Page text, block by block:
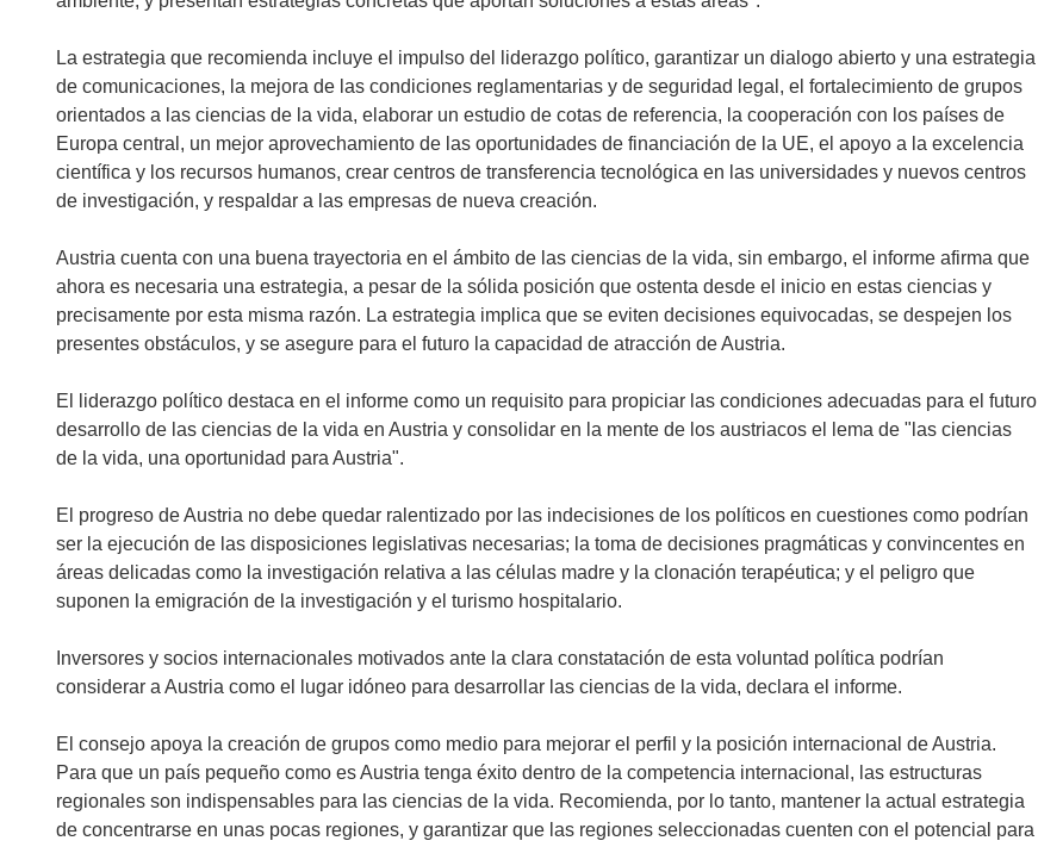
La estrategia que recomienda incluye el impulso del liderazgo político, garantizar un dialogo abierto y una estrategia
de comunicaciones, la mejora de las condiciones reglamentarias y de seguridad legal, el fortalecimiento de grupos
orientados a las ciencias de la vida, elaborar un estudio de cotas de referencia, la cooperación con los países de
Europa central, un mejor aprovechamiento de las oportunidades de financiación de la UE, el apoyo a la excelencia
científica y los recursos humanos, crear centros de transferencia tecnológica en las universidades y nuevos centros
de investigación, y respaldar a las empresas de nueva creación.
Austria cuenta con una buena trayectoria en el ámbito de las ciencias de la vida, sin embargo, el informe afirma que
ahora es necesaria una estrategia, a pesar de la sólida posición que ostenta desde el inicio en estas ciencias y
precisamente por esta misma razón. La estrategia implica que se eviten decisiones equivocadas, se despejen los
presentes obstáculos, y se asegure para el futuro la capacidad de atracción de Austria.
El liderazgo político destaca en el informe como un requisito para propiciar las condiciones adecuadas para el futuro
desarrollo de las ciencias de la vida en Austria y consolidar en la mente de los austriacos el lema de "las ciencias
de la vida, una oportunidad para Austria".
El progreso de Austria no debe quedar ralentizado por las indecisiones de los políticos en cuestiones como podrían
ser la ejecución de las disposiciones legislativas necesarias; la toma de decisiones pragmáticas y convincentes en
áreas delicadas como la investigación relativa a las células madre y la clonación terapéutica; y el peligro que
suponen la emigración de la investigación y el turismo hospitalario.
Inversores y socios internacionales motivados ante la clara constatación de esta voluntad política podrían
considerar a Austria como el lugar idóneo para desarrollar las ciencias de la vida, declara el informe.
El consejo apoya la creación de grupos como medio para mejorar el perfil y la posición internacional de Austria.
Para que un país pequeño como es Austria tenga éxito dentro de la competencia internacional, las estructuras
regionales son indispensables para las ciencias de la vida. Recomienda, por lo tanto, mantener la actual estrategia
de concentrarse en unas pocas regiones, y garantizar que las regiones seleccionadas cuenten con el potencial para